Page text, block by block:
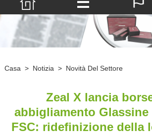
Casa > Notizia > Novità Del Settore
Zeal X lancia
abbigliamento
FSC: ridefinizione della